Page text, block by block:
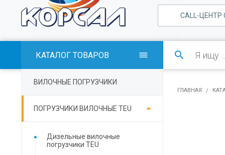
 (офисный


САLL-ЦЕНТР
КАТАЛОГ ТОВАРОВ 
ВИЛОЧНЫЕ ПОГРУЗЧИКИ
ПОГРУЗЧИКИ ВИЛОЧНЫЕ TEU 
Дизельные вилочные
погрузчики TEU
ГЛАВНАЯ